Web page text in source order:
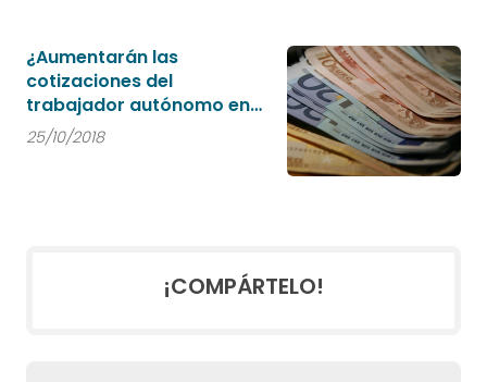
¿Aumentarán las
cotizaciones del
trabajador autónomo en
2019?
25/10/2018
¡COMPÁRTELO!